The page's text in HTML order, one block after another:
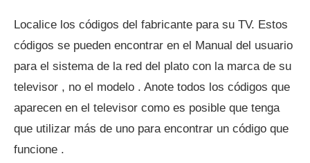
Localice los códigos del fabricante para su TV. Estos
códigos se pueden encontrar en el Manual del usuario
para el sistema de la red del plato con la marca de su
televisor , no el modelo . Anote todos los códigos que
aparecen en el televisor como es posible que tenga
que utilizar más de uno para encontrar un código que
funcione .